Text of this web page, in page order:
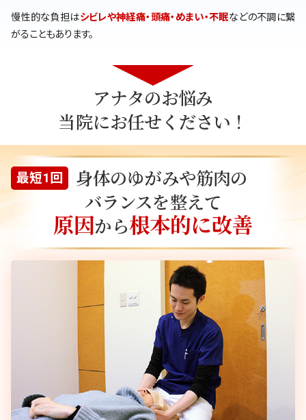
慢性的な負担はシビレや神経痛・頭痛・めまい・不眠などの不調に繋
がることもあります。
アナタのお悩み
当院にお任せください！
最短1回身体のゆがみや筋肉の
バランスを整えて
原因から根本的に改善